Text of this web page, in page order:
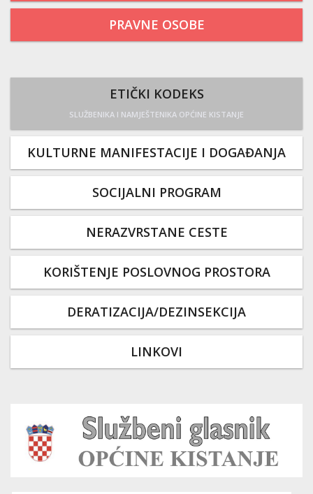
PRAVNE OSOBE
ETIČKI KODEKS
SLUŽBENIKA I NAMJEŠTENIKA OPĆINE KISTANJE
KULTURNE MANIFESTACIJE I DOGAĐANJA
SOCIJALNI PROGRAM
NERAZVRSTANE CESTE
KORIŠTENJE POSLOVNOG PROSTORA
DERATIZACIJA/DEZINSEKCIJA
LINKOVI